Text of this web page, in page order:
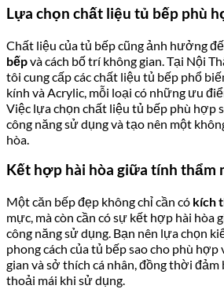
Lựa chọn chất liệu tủ bếp phù
Chất liệu của tủ bếp cũng ảnh hưởng
bếpvà cách bố trí không gian. Tại Nội
tôi cung cấp các chất liệu tủ bếp phổ
kính và Acrylic, mỗi loại có những ưu
Việc lựa chọn chất liệu tủ bếp phù hợp
công năng sử dụng và tạo nên một
hòa.
Kết hợp hài hòa giữa tính thẩm
Một căn bếp đẹp không chỉ cần có kích
mực, mà còn cần có sự kết hợp hài hòa
công năng sử dụng. Bạn nên lựa chọn
phong cách của tủ bếp sao cho phù
gian và sở thích cá nhân, đồng thời
thoải mái khi sử dụng.